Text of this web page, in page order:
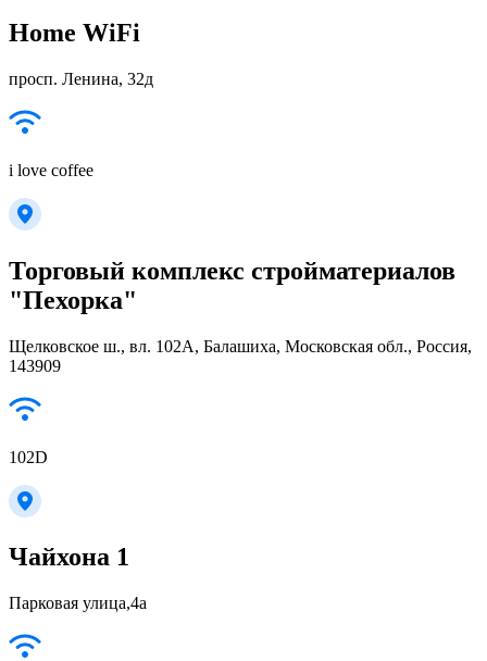
Home WiFi
просп. Ленина, 32д
i love coffee
Торговый комплекс стройматериалов
"Пехорка"
Щелковское ш., вл. 102А, Балашиха, Московская обл., Россия,
143909
102D
Чайхона 1
Парковая улица,4а